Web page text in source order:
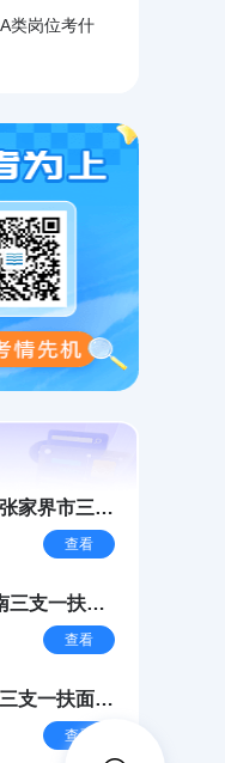
类岗位考什
家界市三支
查看
三支一扶面
查看
支一扶面试
查看